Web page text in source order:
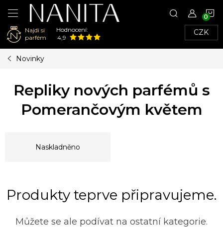
Najdi si
parfém
Hodnocení:
4,9
CZK
Novinky
Repliky nových parfémů s
Pomerančovým květem
Naskladněno
Produkty teprve připravujeme.
Můžete se ale podívat na ostatní kategorie.